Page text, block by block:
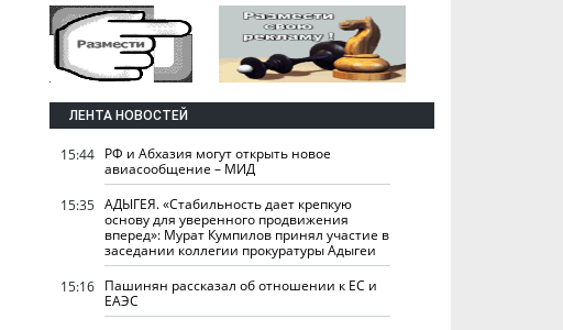
ЛЕНТА НОВОСТЕЙ
15:44 РФ и Абхазия могут открыть новое
авиасообщение – МИД
15:35 АДЫГЕЯ. «Стабильность дает крепкую
основу для уверенного продвижения
вперед»: Мурат Кумпилов принял участие в
заседании коллегии прокуратуры Адыгеи
15:16 Пашинян рассказал об отношении к ЕС и
ЕАЭС